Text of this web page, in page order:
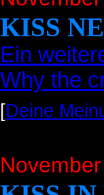
KISS
Ein
Why the
[Deine